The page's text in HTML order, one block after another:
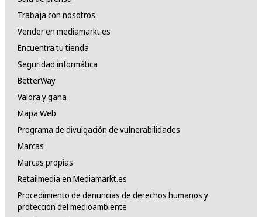
Trabaja con nosotros
Vender en mediamarkt.es
Encuentra tu tienda
Seguridad informática
BetterWay
Valora y gana
Mapa Web
Programa de divulgación de vulnerabilidades
Marcas
Marcas propias
Retailmedia en Mediamarkt.es
Procedimiento de denuncias de derechos humanos y
protección del medioambiente